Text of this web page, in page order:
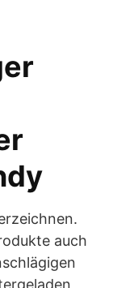
auch